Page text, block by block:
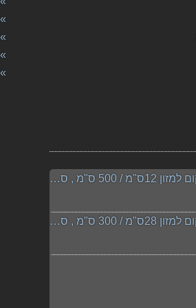
שקיות ואקום למזון 12ס"מ / 500 ס"מ , סוויד sousvide
שקיות ואקום למזון 28ס"מ / 300 ס"מ , סוויד sousvide